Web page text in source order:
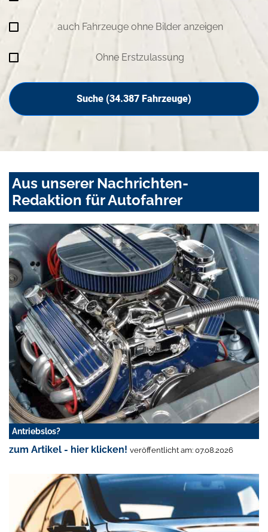
auch Fahrzeuge ohne Bilder anzeigen
Ohne Erstzulassung
Suche (34.387 Fahrzeuge)
Aus unserer Nachrichten-
Redaktion für Autofahrer
Antriebslos?
zum Artikel - hier klicken! veröffentlicht am: 07.08.2026